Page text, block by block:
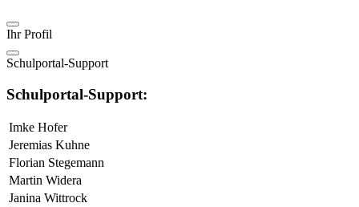
Ihr Profil
Schulportal-Support
Schulportal-Support:
Imke Hofer
Jeremias Kuhne
Florian Stegemann
Martin Widera
Janina Wittrock